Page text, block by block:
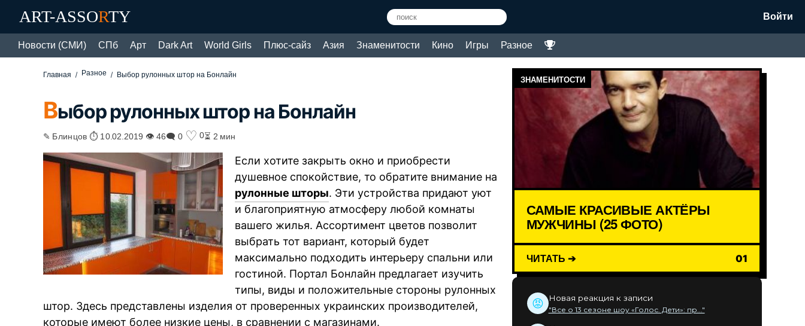
ART-ASSORTY Войти
Новости (СМИ) СПб Арт Dark Art World Girls Плюс-сайз Азия Знаменитости Кино Игры Разное
Главная Разное Выбор рулонных штор на Бонлайн
Выбор рулонных штор на Бонлайн
✎ Блинцов ⏱ 10.02.2019 👁 46🗨 0 ♡ 0⏳ 2 мин
Если хотите закрыть окно и приобрести
душевное спокойствие, то обратите внимание на
рулонные шторы. Эти устройства придают уют
и благоприятную атмосферу любой комнаты
вашего жилья. Ассортимент цветов позволит
выбрать тот вариант, который будет
максимально подходить интерьеру спальни или
гостиной. Портал Бонлайн предлагает изучить
типы, виды и положительные стороны рулонных
штор. Здесь представлены изделия от проверенных украинских производителей,
которые имеют более низкие цены, в сравнении с магазинами.
ЗНАМЕНИТОСТИ
САМЫЕ КРАСИВЫЕ АКТЁРЫ
МУЖЧИНЫ (25 ФОТО)
ЧИТАТЬ ➔ 01
😡 Новая реакция к записи
"Все о 13 сезоне шоу «Голос. Дети»: пр..."